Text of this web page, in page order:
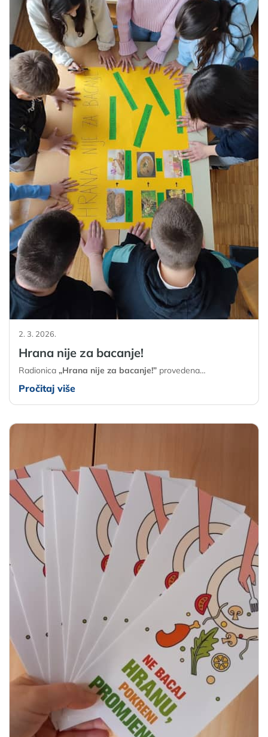
2. 3. 2026.
Hrana nije za bacanje!
Radionica „Hrana nije za bacanje!” provedena…
Pročitaj više